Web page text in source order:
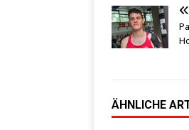
ÄHNLICHE